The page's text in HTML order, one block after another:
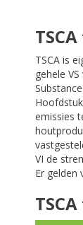
TSCA is
gehele
emissies
VI de
Er gelden